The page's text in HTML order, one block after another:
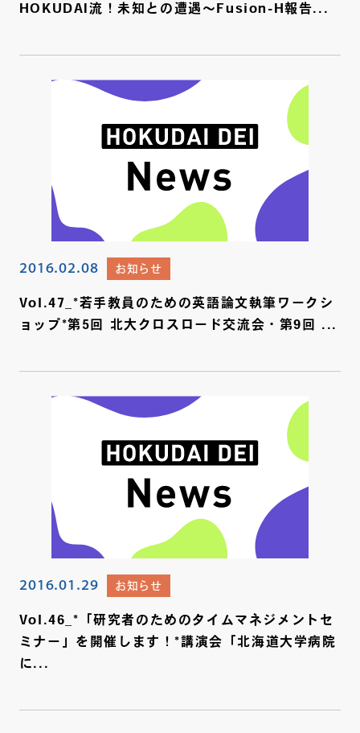
HOKUDAI流！未知との遭遇～Fusion-H報告...
2016.02.08 お知らせ
Vol.47_*若手教員のための英語論文執筆ワークシ
ョップ*第5回 北大クロスロード交流会・第9回 ...
2016.01.29 お知らせ
Vol.46_*「研究者のためのタイムマネジメントセ
ミナー」を開催します！*講演会「北海道大学病院
に...